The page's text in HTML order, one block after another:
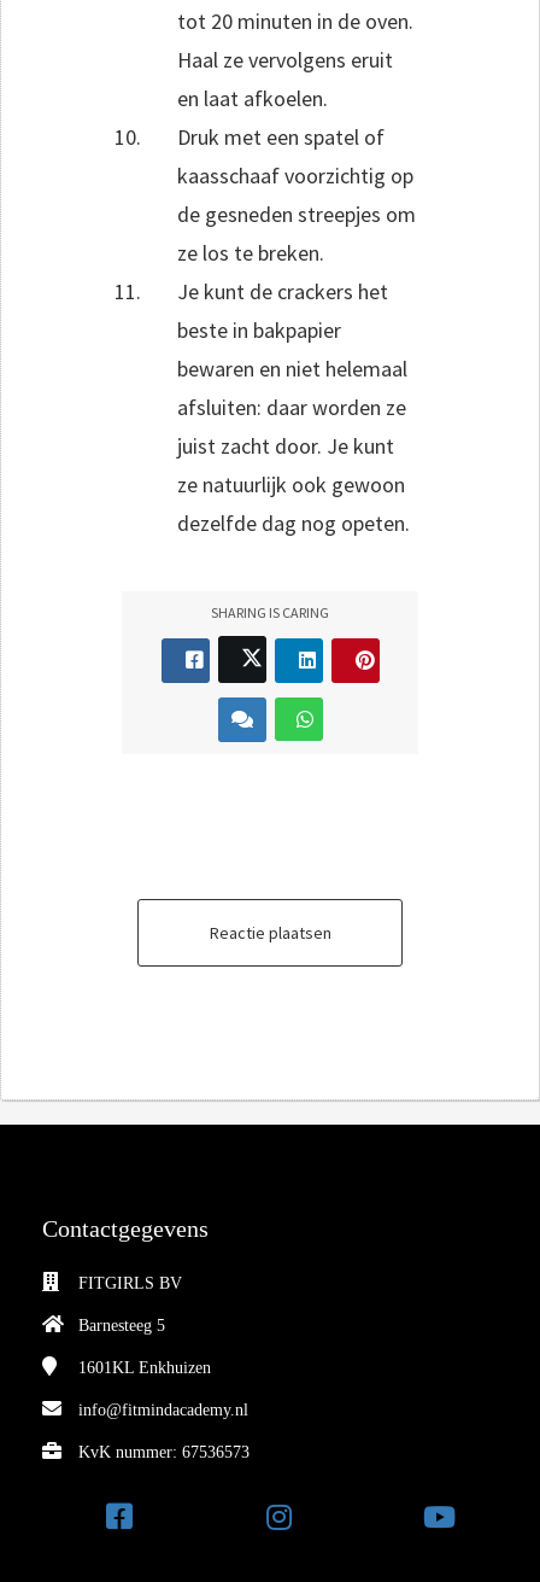
tot 20 minuten in de oven.
Haal ze vervolgens eruit
en laat afkoelen.
Druk met een spatel of
kaasschaaf voorzichtig op
de gesneden streepjes om
ze los te breken.
Je kunt de crackers het
beste in bakpapier
bewaren en niet helemaal
afsluiten: daar worden ze
juist zacht door. Je kunt
ze natuurlijk ook gewoon
dezelfde dag nog opeten.
SHARING IS CARING
Reactie plaatsen
Contactgegevens
FITGIRLS BV
Barnesteeg 5
1601KL Enkhuizen
info@fitmindacademy.nl
KvK nummer: 67536573